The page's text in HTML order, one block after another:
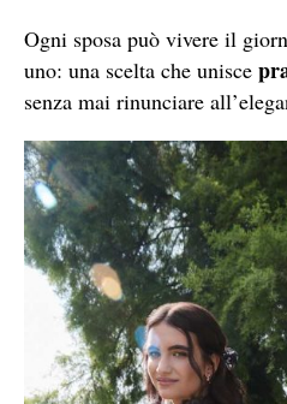
Ogni sposa può vivere il
uno: una scelta che unisce
senza mai rinunciare